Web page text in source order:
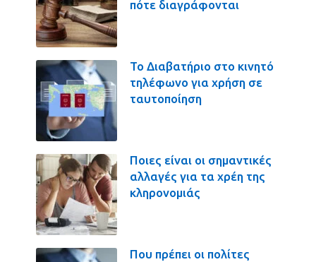
πότε διαγράφονται
Το Διαβατήριο στο κινητό
τηλέφωνο για χρήση σε
ταυτοποίηση
Ποιες είναι οι σημαντικές
αλλαγές για τα χρέη της
κληρονομιάς
Που πρέπει οι πολίτες